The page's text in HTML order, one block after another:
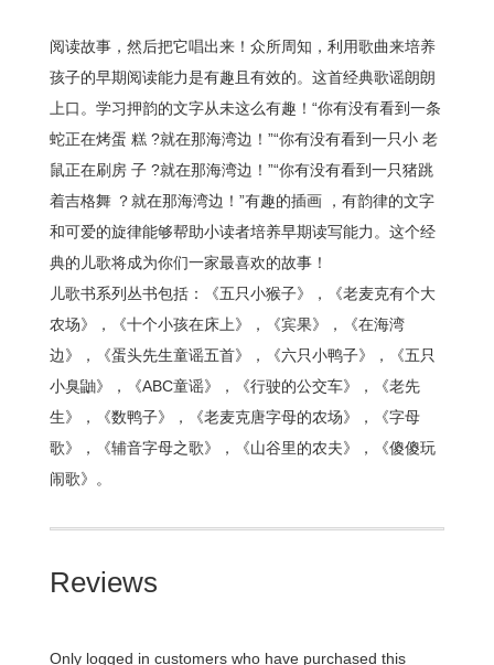
阅读故事，然后把它唱出来！众所周知，利用歌曲来培养
孩子的早期阅读能力是有趣且有效的。这首经典歌谣朗朗
上口。学习押韵的文字从未这么有趣！“你有没有看到一条
蛇正在烤蛋 糕 ?就在那海湾边！”“你有没有看到一只小 老
鼠正在刷房 子 ?就在那海湾边！”“你有没有看到一只猪跳
着吉格舞 ？就在那海湾边！”有趣的插画 ，有韵律的文字
和可爱的旋律能够帮助小读者培养早期读写能力。这个经
典的儿歌将成为你们一家最喜欢的故事！
儿歌书系列丛书包括：《五只小猴子》，《老麦克有个大
农场》，《十个小孩在床上》，《宾果》，《在海湾
边》，《蛋头先生童谣五首》，《六只小鸭子》，《五只
小臭鼬》，《ABC童谣》，《行驶的公交车》，《老先
生》，《数鸭子》，《老麦克唐字母的农场》，《字母
歌》，《辅音字母之歌》，《山谷里的农夫》，《傻傻玩
闹歌》。
Reviews
Only logged in customers who have purchased this